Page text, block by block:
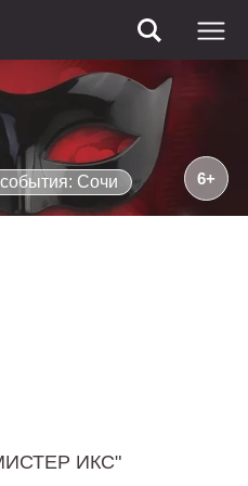
Сочи 6+
ИКС"